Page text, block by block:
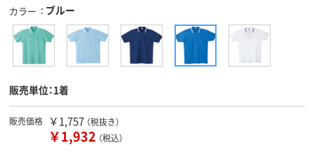
カラー ブルー
販売単位：1着
販売価格 ￥1,757 （税抜き）
￥1,932 （税込）